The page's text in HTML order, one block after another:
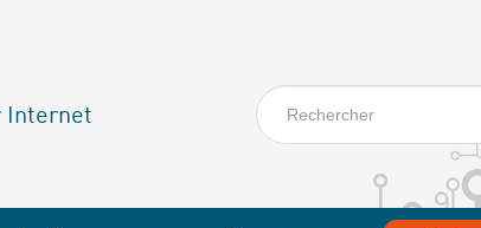
Internet